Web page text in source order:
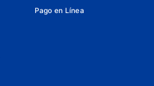
Pago en Línea